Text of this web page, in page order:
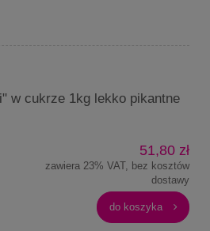
w cukrze 1kg lekko pikantne
51,80 zł
zawiera 23% VAT, bez kosztów
dostawy
do koszyka